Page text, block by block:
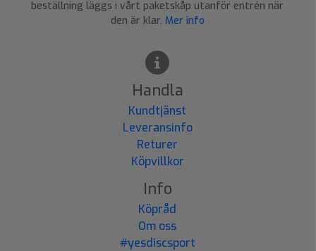
beställning läggs i vårt paketskåp utanför entrén när
den är klar. Mer info
Handla
Kundtjänst
Leveransinfo
Returer
Köpvillkor
Info
Köpråd
Om oss
#yesdiscsport